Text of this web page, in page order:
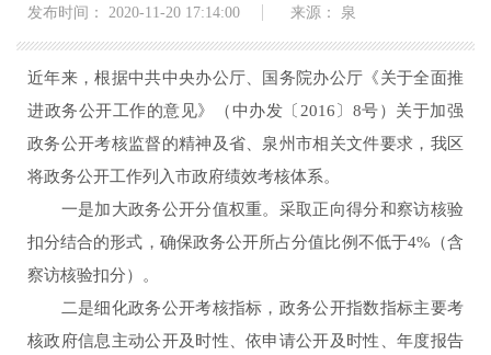
发布时间： 2020-11-20 17:14:00 来源： 泉
近年来，根据中共中央办公厅、国务院办公厅《关于全面推
进政务公开工作的意见》（中办发〔 2016〕 8号）关于加强
政务公开考核监督的精神及省、泉州市相关文件要求，我区
将政务公开工作列入市政府绩效考核体系。
一是加大政务公开分值权重。采取正向得分和察访核验
扣分结合的形式， 确保政务公开所占分值比例不低于4% （含
察访核验扣分）。
二是细化政务公开考核指标，政务公开指数指标主要考
核政府信息主动公开及时性、依申请公开及时性、年度报告